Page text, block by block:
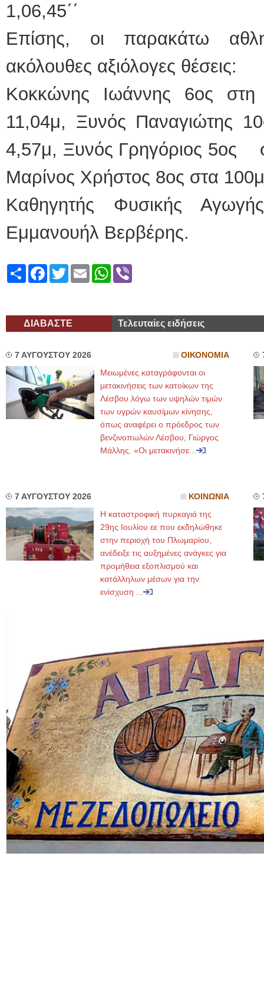
1,06,45΄΄
Επίσης, οι παρακάτω
ακόλουθες αξιόλογες θέσεις:
Κοκκώνης Ιωάννης 6ος στη
11,04μ, Ξυνός Παναγιώτης
4,57μ, Ξυνός Γρηγόριος 5ος
Μαρίνος Χρήστος 8ος στα
Καθηγητής Φυσικής
Εμμανουήλ Βερβέρης.
ShareFacebook
TwitterEmailWhatsApp
ΔΙΑΒΑΣΤΕ Τελευταίες ειδήσεις
7 ΑΥΓΟΥΣΤΟΥ 2026 ΟΙΚΟΝΟΜΙΑ
Μειωμένες καταγράφονται οι
μετακινήσεις των κατοίκων της
Λέσβου λόγω των υψηλών τιμών
των υγρών καυσίμων κίνησης,
όπως αναφέρει ο πρόεδρος των
βενζινοπωλών Λέσβου, Γιώργος
Μάλλης. «Οι μετακινήσε...
7 ΑΥΓΟΥΣΤΟΥ 2026 ΚΟΙΝΩΝΙΑ
Η καταστροφική πυρκαγιά της
29ης Ιουλίου εε που εκδηλώθηκε
στην περιοχή του Πλωμαρίου,
ανέδειξε τις αυξημένες ανάγκες για
προμήθεια εξοπλισμού και
κατάλληλων μέσων για την
ενίσχυση ...